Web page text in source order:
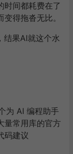
时间都耗费在了
得拖沓无比。
结果AI就这个水
为 AI 编程助手
量常用库的官方
码建议